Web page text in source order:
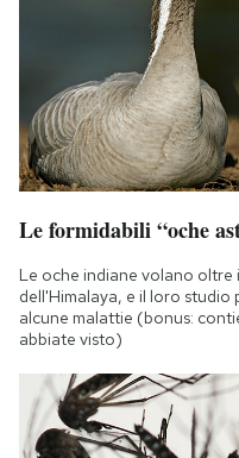
Le formidabili “oche
Le oche indiane volano oltre
dell'Himalaya, e il loro
alcune malattie (bonus:
abbiate visto)